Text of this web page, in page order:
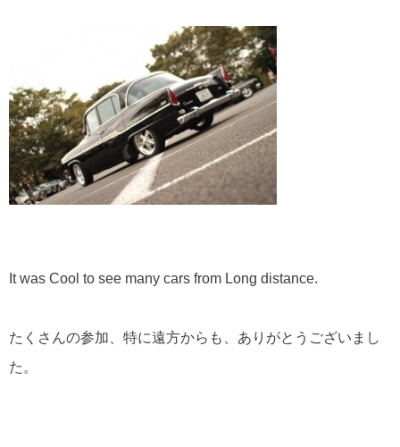
It was Cool to see many cars from Long distance.
たくさんの参加、特に遠方からも、ありがとうございまし
た。